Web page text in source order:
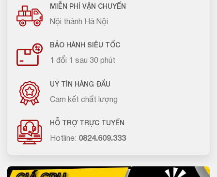
MIỄN PHÍ VẬN CHUYỂN
Nội thành Hà Nội
BẢO HÀNH SIÊU TỐC
1 đổi 1 sau 30 phút
UY TÍN HÀNG ĐẦU
Cam kết chất lượng
HỖ TRỢ TRỰC TUYẾN
Hotline: 0824.609.333